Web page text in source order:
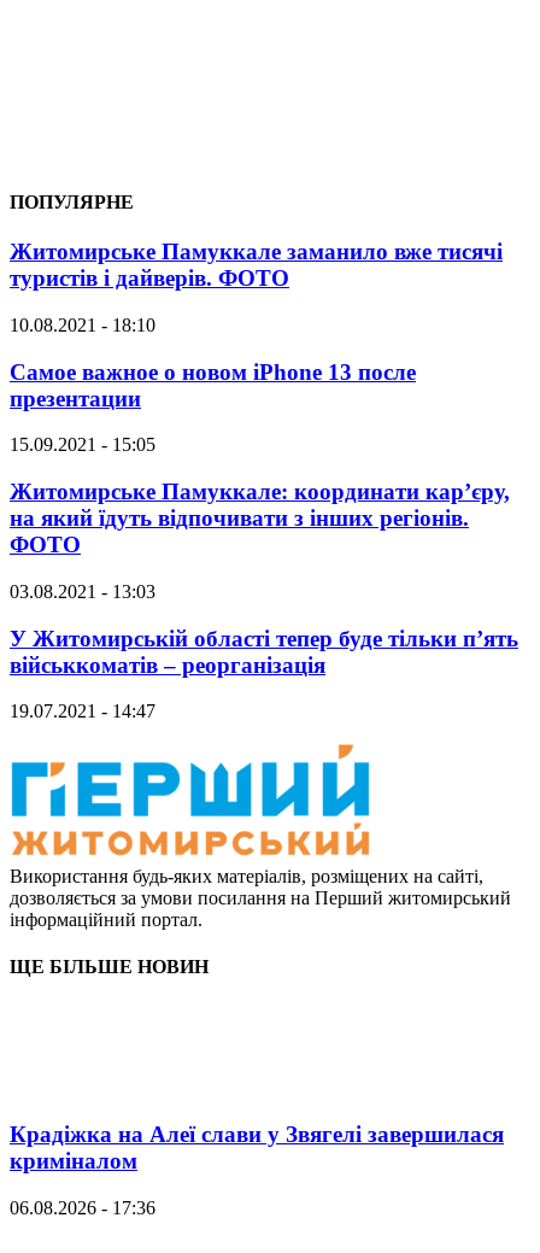
ПОПУЛЯРНЕ
Житомирське Памуккале заманило вже тисячі
туристів і дайверів. ФОТО
10.08.2021 - 18:10
Самое важное о новом iPhone 13 после
презентации
15.09.2021 - 15:05
Житомирське Памуккале: координати кар’єру,
на який їдуть відпочивати з інших регіонів.
ФОТО
03.08.2021 - 13:03
У Житомирській області тепер буде тільки п’ять
військкоматів – реорганізація
19.07.2021 - 14:47
Використання будь-яких матеріалів, розміщених на сайті,
дозволяється за умови посилання на Перший житомирський
інформаційний портал.
ЩЕ БІЛЬШЕ НОВИН
Крадіжка на Алеї слави у Звягелі завершилася
криміналом
06.08.2026 - 17:36